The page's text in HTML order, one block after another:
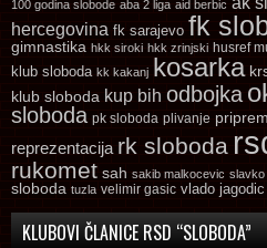
100 godina slobode aba 2 liga aid berbic
hercegovina fk sarajevo fk
gimnastika hkk siroki hkk zrinjski husref
klub sloboda kk kakanj kosarka
klub sloboda kup bih odbojka
sloboda pk sloboda plivanje
reprezentacija rk sloboda
rukomet sah sakib malkocevic slavko
sloboda tuzla velimir gasic vlado jagodic
KLUBOVI ČLANICE RSD “SLOBODA”